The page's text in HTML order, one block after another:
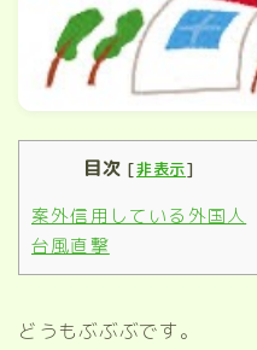
目次 [非表示]
案外信用している外国人
台風直撃
どうもぶぶぶです。